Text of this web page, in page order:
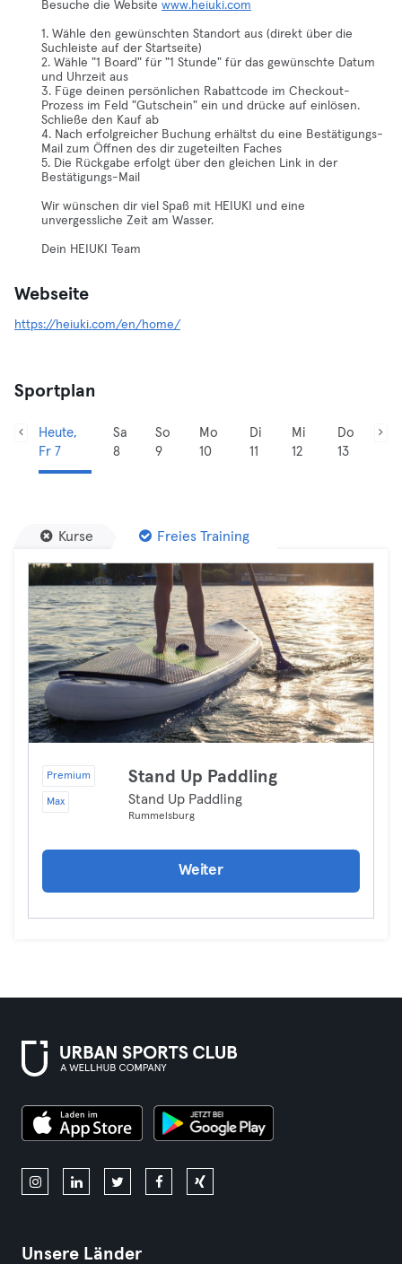
Besuche die Website www.heiuki.com
1. Wähle den gewünschten Standort aus (direkt über die
Suchleiste auf der Startseite)
2. Wähle "1 Board" für "1 Stunde" für das gewünschte Datum
und Uhrzeit aus
3. Füge deinen persönlichen Rabattcode im Checkout-
Prozess im Feld "Gutschein" ein und drücke auf einlösen.
Schließe den Kauf ab
4. Nach erfolgreicher Buchung erhältst du eine Bestätigungs-
Mail zum Öffnen des dir zugeteilten Faches
5. Die Rückgabe erfolgt über den gleichen Link in der
Bestätigungs-Mail
Wir wünschen dir viel Spaß mit HEIUKI und eine
unvergessliche Zeit am Wasser.
Dein HEIUKI Team
Webseite
https://heiuki.com/en/home/
Sportplan
Heute,
Fr 7
Sa
8
So
9
Mo
10
Di
11
Mi
12
Do
13
Kurse Freies Training
Premium
Max
Stand Up Paddling
Stand Up Paddling
Rummelsburg
Weiter
Unsere Länder